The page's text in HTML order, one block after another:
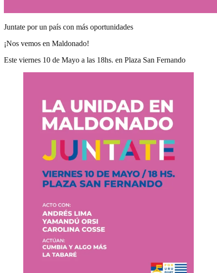
Juntate por un país con más oportunidades
¡Nos vemos en Maldonado!
Este viernes 10 de Mayo a las 18hs. en Plaza San Fernando